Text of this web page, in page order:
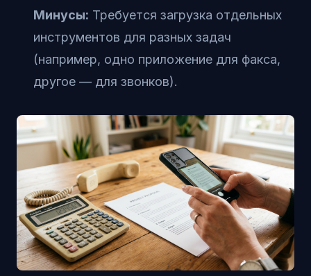
Минусы: Требуется загрузка отдельных
инструментов для разных задач
(например, одно приложение для факса,
другое — для звонков).